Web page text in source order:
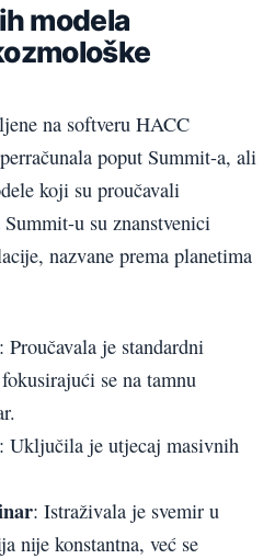
modela
na softveru HACC
poput Summit-a, ali
koji su proučavali
u su znanstvenici
nazvane prema planetima
: Proučavala je standardni
se na tamnu
: Uključila je utjecaj masivnih
: Istraživala je svemir u
nije konstantna, već se